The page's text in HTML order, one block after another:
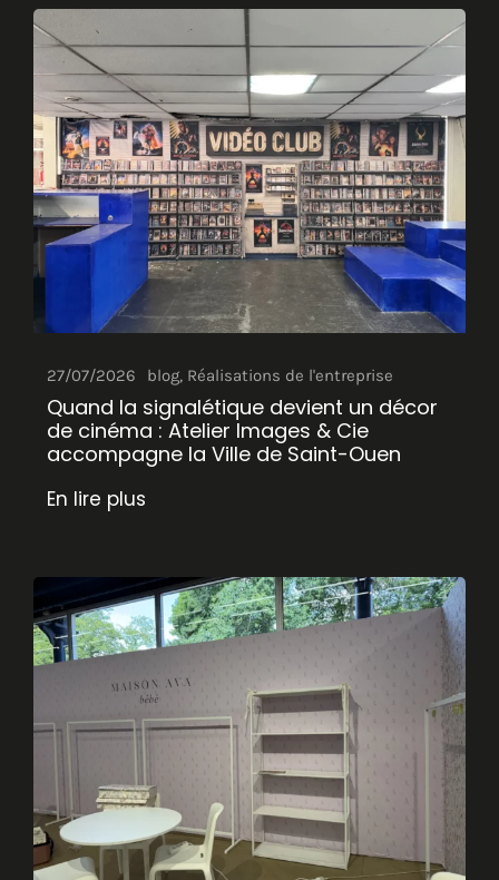
27/07/2026 blog, Réalisations de l'entreprise
Quand la signalétique devient un décor
de cinéma : Atelier Images & Cie
accompagne la Ville de Saint-Ouen
En lire plus